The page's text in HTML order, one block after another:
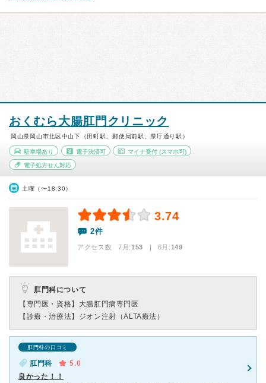
おくむら大腸肛門クリニック
岡山県岡山市北区中山下（田町駅、郵便局前駅、県庁通り駅）
駐車場あり 電子決済可 マイナ受付 (スマホ可)
電子処方せん対応
土曜（〜18:30）
3.74
2件
アクセス数 7月:153 | 6月:149
肛門科について
【専門医・資格】 大腸肛門病専門医
【診療・治療法】 ジオン注射（ALTA療法）
肛門科の口コミ
肛門科
5.0
良かった！！